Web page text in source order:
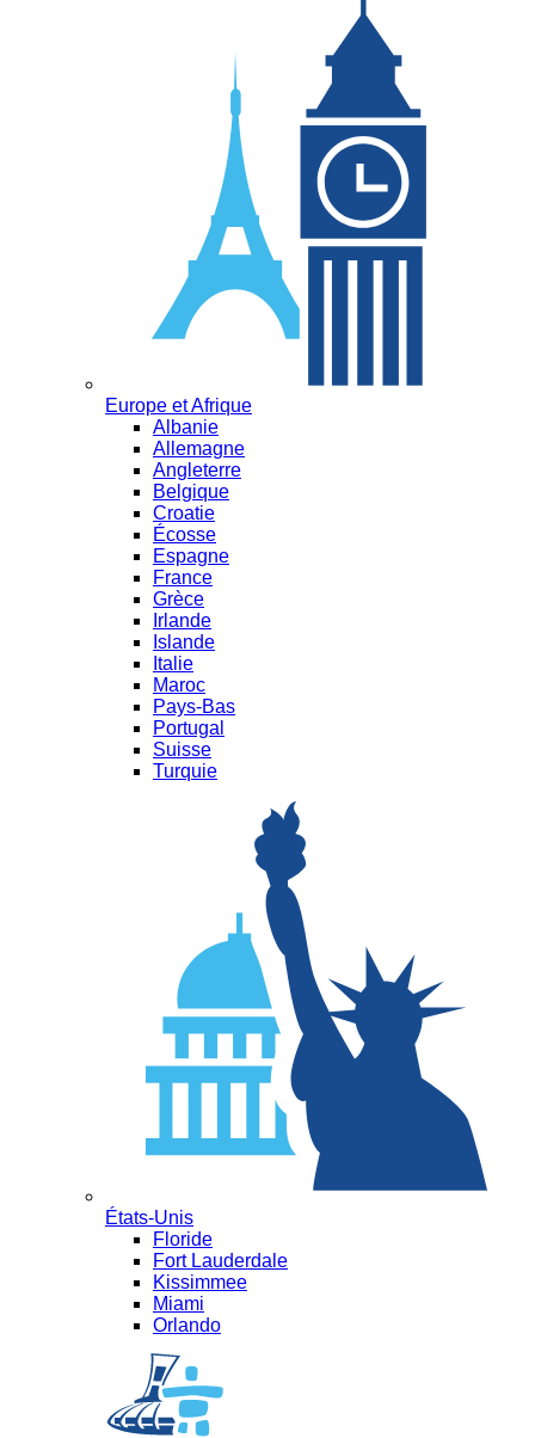
Europe et Afrique
Albanie
Allemagne
Angleterre
Belgique
Croatie
Écosse
Espagne
France
Grèce
Irlande
Islande
Italie
Maroc
Pays-Bas
Portugal
Suisse
Turquie
États-Unis
Floride
Fort Lauderdale
Kissimmee
Miami
Orlando